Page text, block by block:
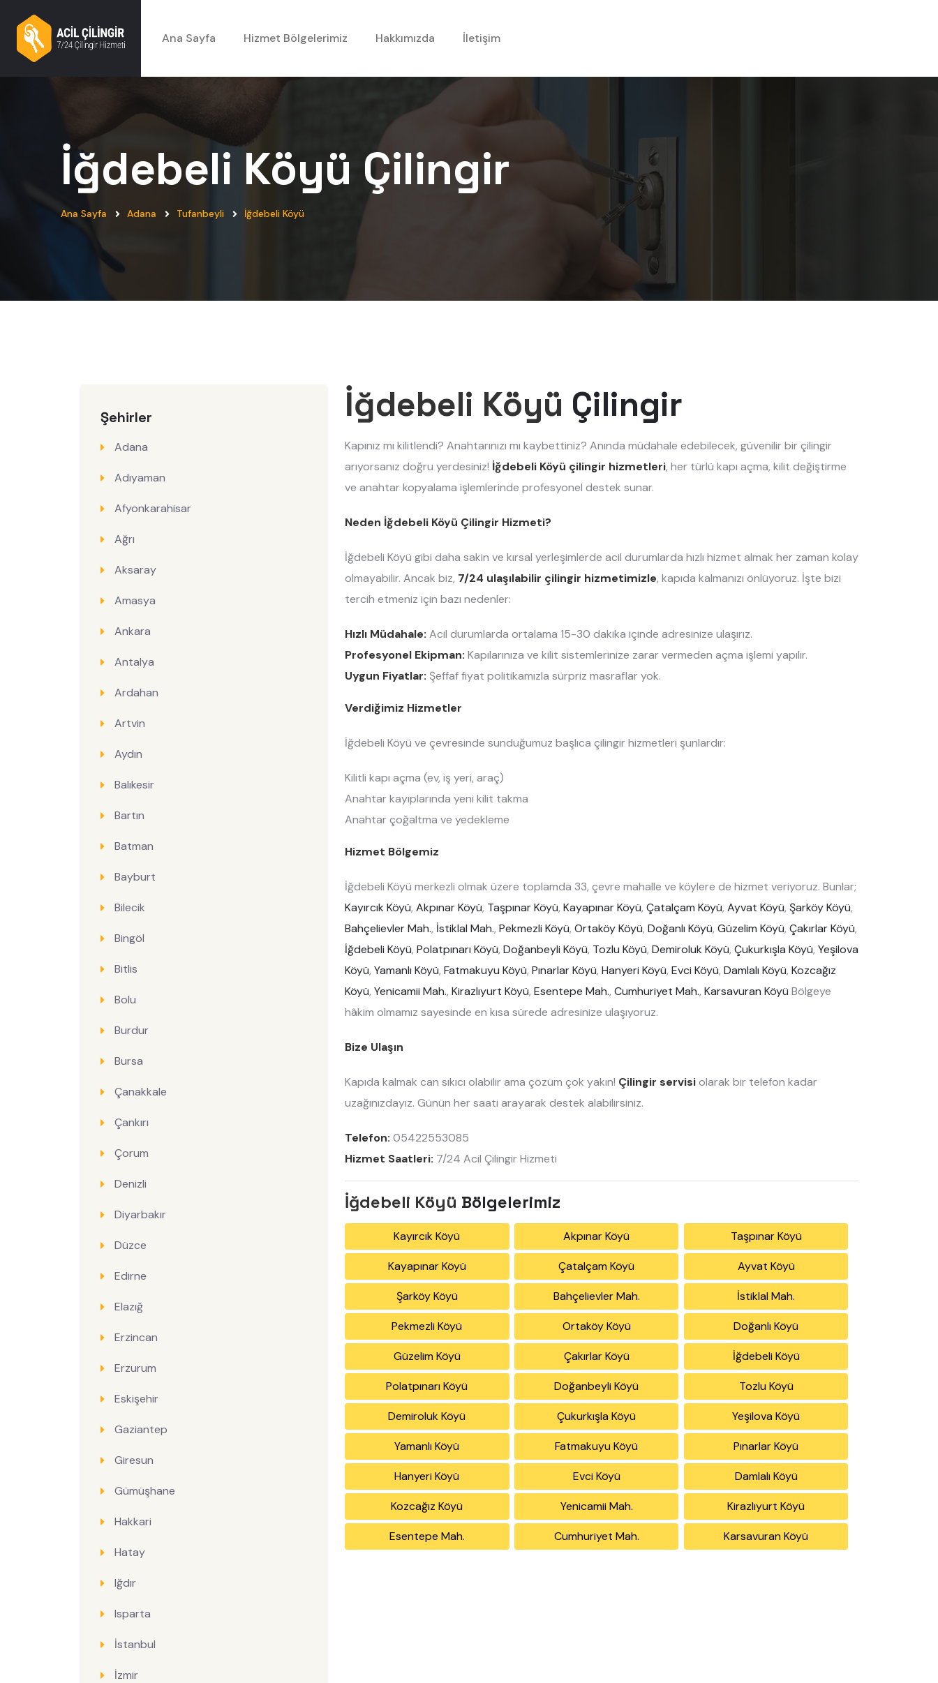
Ana Sayfa Hizmet Bölgelerimiz Hakkımızda İletişim
İğdebeli Köyü Çilingir
Ana Sayfa Adana Tufanbeyli İğdebeli Köyü
Şehirler
Adana
Adıyaman
Afyonkarahisar
Ağrı
Aksaray
Amasya
Ankara
Antalya
Ardahan
Artvin
Aydın
Balıkesir
Bartın
Batman
Bayburt
Bilecik
Bingöl
Bitlis
Bolu
Burdur
Bursa
Çanakkale
Çankırı
Çorum
Denizli
Diyarbakır
Düzce
Edirne
Elazığ
Erzincan
Erzurum
Eskişehir
Gaziantep
Giresun
Gümüşhane
Hakkari
Hatay
Iğdır
Isparta
İstanbul
İzmir
İğdebeli Köyü Çilingir
Kapınız mı kilitlendi? Anahtarınızı mı kaybettiniz? Anında müdahale edebilecek, güvenilir bir çilingir
arıyorsanız doğru yerdesiniz! İğdebeli Köyü çilingir hizmetleri, her türlü kapı açma, kilit değiştirme
ve anahtar kopyalama işlemlerinde profesyonel destek sunar.
Neden İğdebeli Köyü Çilingir Hizmeti?
İğdebeli Köyü gibi daha sakin ve kırsal yerleşimlerde acil durumlarda hızlı hizmet almak her zaman kolay
olmayabilir. Ancak biz, 7/24 ulaşılabilir çilingir hizmetimizle, kapıda kalmanızı önlüyoruz. İşte bizi
tercih etmeniz için bazı nedenler:
Hızlı Müdahale: Acil durumlarda ortalama 15-30 dakika içinde adresinize ulaşırız.
Profesyonel Ekipman: Kapılarınıza ve kilit sistemlerinize zarar vermeden açma işlemi yapılır.
Uygun Fiyatlar: Şeffaf fiyat politikamızla sürpriz masraflar yok.
Verdiğimiz Hizmetler
İğdebeli Köyü ve çevresinde sunduğumuz başlıca çilingir hizmetleri şunlardır:
Kilitli kapı açma (ev, iş yeri, araç)
Anahtar kayıplarında yeni kilit takma
Anahtar çoğaltma ve yedekleme
Hizmet Bölgemiz
İğdebeli Köyü merkezli olmak üzere toplamda 33, çevre mahalle ve köylere de hizmet veriyoruz. Bunlar;
Kayırcık Köyü, Akpınar Köyü, Taşpınar Köyü, Kayapınar Köyü, Çatalçam Köyü, Ayvat Köyü, Şarköy Köyü,
Bahçelievler Mah., İstiklal Mah., Pekmezli Köyü, Ortaköy Köyü, Doğanlı Köyü, Güzelim Köyü, Çakırlar Köyü,
İğdebeli Köyü, Polatpınarı Köyü, Doğanbeyli Köyü, Tozlu Köyü, Demiroluk Köyü, Çukurkışla Köyü, Yeşilova
Köyü, Yamanlı Köyü, Fatmakuyu Köyü, Pınarlar Köyü, Hanyeri Köyü, Evci Köyü, Damlalı Köyü, Kozcağız
Köyü, Yenicamii Mah., Kirazlıyurt Köyü, Esentepe Mah., Cumhuriyet Mah., Karsavuran Köyü Bölgeye
hâkim olmamız sayesinde en kısa sürede adresinize ulaşıyoruz.
Bize Ulaşın
Kapıda kalmak can sıkıcı olabilir ama çözüm çok yakın! Çilingir servisiolarak bir telefon kadar
uzağınızdayız. Günün her saati arayarak destek alabilirsiniz.
Telefon: 05422553085
Hizmet Saatleri: 7/24 Acil Çilingir Hizmeti
İğdebeli Köyü Bölgelerimiz
Kayırcık Köyü Akpınar Köyü Taşpınar Köyü
Kayapınar Köyü Çatalçam Köyü Ayvat Köyü
Şarköy Köyü Bahçelievler Mah. İstiklal Mah.
Pekmezli Köyü Ortaköy Köyü Doğanlı Köyü
Güzelim Köyü Çakırlar Köyü İğdebeli Köyü
Polatpınarı Köyü Doğanbeyli Köyü Tozlu Köyü
Demiroluk Köyü Çukurkışla Köyü Yeşilova Köyü
Yamanlı Köyü Fatmakuyu Köyü Pınarlar Köyü
Hanyeri Köyü Evci Köyü Damlalı Köyü
Kozcağız Köyü Yenicamii Mah. Kirazlıyurt Köyü
Esentepe Mah. Cumhuriyet Mah. Karsavuran Köyü